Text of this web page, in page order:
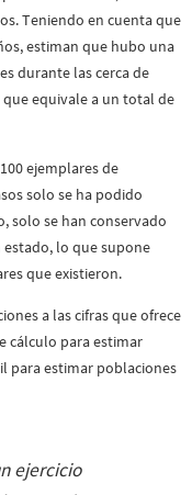
Teniendo en cuenta que
estiman que hubo una
durante las cerca de
que equivale a un total de
ejemplares de
solo se ha podido
solo se han conservado
lo que supone
que existieron.
a las cifras que ofrece
cálculo para estimar
para estimar poblaciones
ejercicio